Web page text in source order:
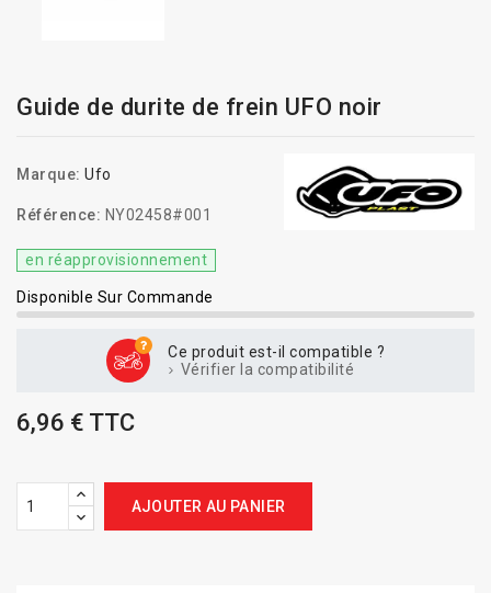
Guide de durite de frein UFO noir
Marque: Ufo
Référence: NY02458#001
en réapprovisionnement
Disponible Sur Commande
Ce produit est-il compatible ?
Vérifier la compatibilité
6,96 € TTC
AJOUTER AU PANIER